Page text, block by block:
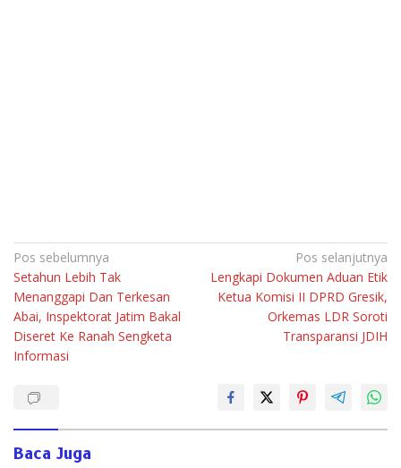
Navigasi
pos
Pos sebelumnya
Setahun Lebih Tak
Menanggapi Dan Terkesan
Abai, Inspektorat Jatim Bakal
Diseret Ke Ranah Sengketa
Informasi
Pos selanjutnya
Lengkapi Dokumen Aduan Etik
Ketua Komisi II DPRD Gresik,
Orkemas LDR Soroti
Transparansi JDIH
Baca Juga